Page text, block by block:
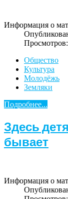
Информация о
Просмотров:
Общество
Культура
Молодёжь
Земляки
Подробнее...
Здесь
бывает
Информация о